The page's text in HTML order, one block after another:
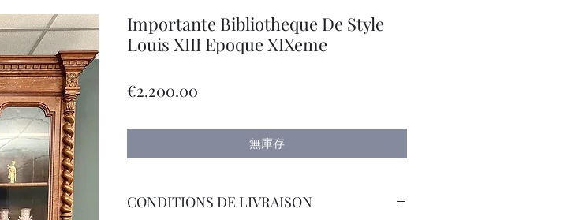
Importante Bibliotheque De Style
Louis XIII Epoque XIXeme
€2,200.00
無庫存
CONDITIONS DE LIVRAISON